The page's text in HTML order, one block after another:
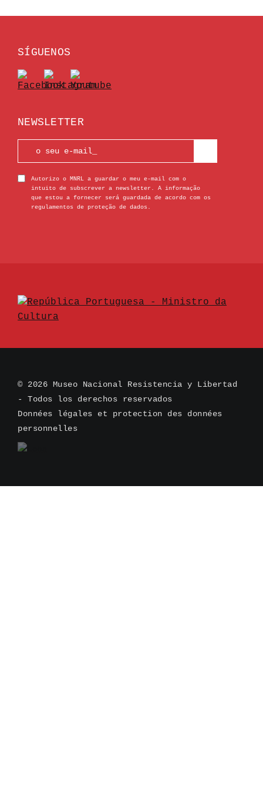
SÍGUENOS
NEWSLETTER
Autorizo o MNRL a guardar o meu e-mail com o
intuito de subscrever a newsletter. A informação
que estou a fornecer será guardada de acordo com os
regulamentos de proteção de dados.
© 2026 Museo Nacional Resistencia y Libertad
- Todos los derechos reservados
Données légales et protection des données
personnelles